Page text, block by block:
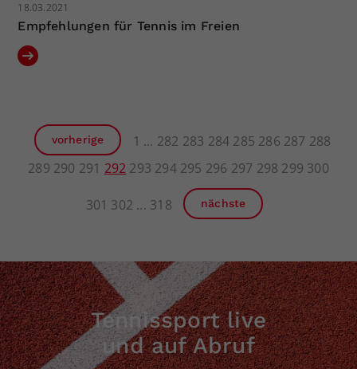
18.03.2021
Empfehlungen für Tennis im Freien
vorherige 1 282 283 284 285 286 287 288
289 290 291 292 293 294 295 296 297 298 299 300
301 302 318 nächste
Tennissport live
und auf Abruf